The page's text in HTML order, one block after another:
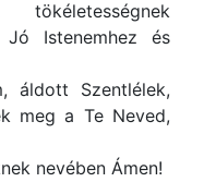
Jó Istenemhez és
áldott Szentlélek,
meg a Te Neved,
nevében Ámen!